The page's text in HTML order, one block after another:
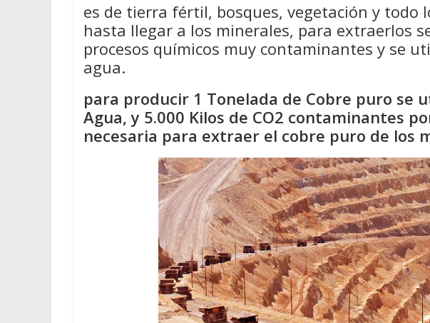
es de tierra fértil, bosques, vegetación y todo
hasta llegar a los minerales, para extraerlos
procesos químicos muy contaminantes y se
agua.
para producir 1 Tonelada de Cobre puro se
Agua, y 5.000 Kilos de CO2 contaminantes
necesaria para extraer el cobre puro de los